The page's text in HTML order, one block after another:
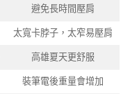
避免長時間壓肩
太寬卡脖子，太窄易壓肩
高雄夏天更舒服
裝筆電後重量會增加